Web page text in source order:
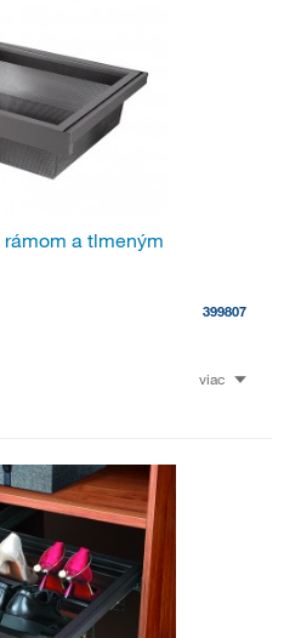
a tlmeným
399807
viac